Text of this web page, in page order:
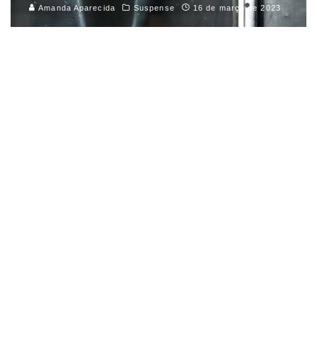
Amanda Aparecida Suspense 16 de março de 2023